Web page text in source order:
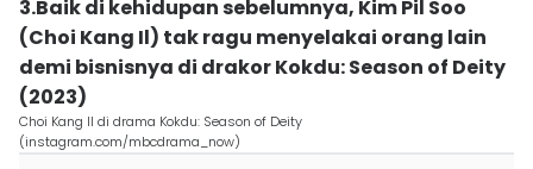
3.Baik di kehidupan sebelumnya, Kim Pil Soo
(Choi Kang Il) tak ragu menyelakai orang lain
demi bisnisnya di drakor Kokdu: Season of Deity
(2023)
Choi Kang Il di drama Kokdu: Season of Deity
(instagram.com/mbcdrama_now)